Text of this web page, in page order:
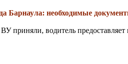
Барнаула: необходимые
приняли, водитель